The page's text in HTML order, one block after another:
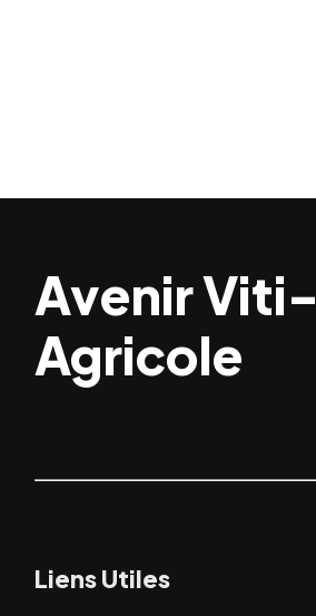
Avenir Viti-
Agricole
Liens Utiles